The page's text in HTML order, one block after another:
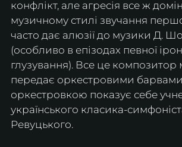
конфлікт, але агресія все ж
музичному стилі звучання
часто дає алюзії до музики Д.
(особливо в епізодах певної
глузування). Все це композитор
передає оркестровими барвами
оркестровкою показує себе
українського класика-
Ревуцького.